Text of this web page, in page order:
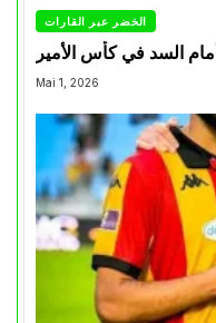
الخضر عبر القارات
السد في كأس الأمير
Mai 1, 2026